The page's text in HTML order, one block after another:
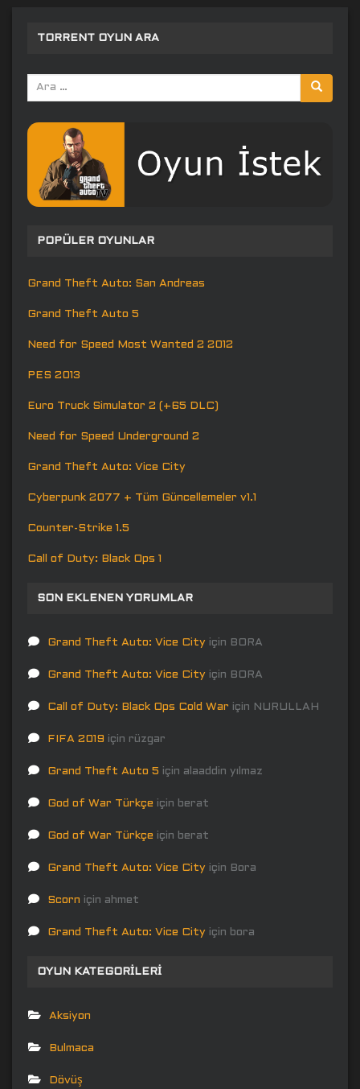
TORRENT OYUN ARA
Arama
yap:
POPÜLER OYUNLAR
Grand Theft Auto: San Andreas
Grand Theft Auto 5
Need for Speed Most Wanted 2 2012
PES 2013
Euro Truck Simulator 2 (+65 DLC)
Need for Speed Underground 2
Grand Theft Auto: Vice City
Cyberpunk 2077 + Tüm Güncellemeler v1.1
Counter-Strike 1.5
Call of Duty: Black Ops 1
SON EKLENEN YORUMLAR
Grand Theft Auto: Vice City için BORA
Grand Theft Auto: Vice City için BORA
Call of Duty: Black Ops Cold War için NURULLAH
FIFA 2019 için rüzgar
Grand Theft Auto 5 için alaaddin yılmaz
God of War Türkçe için berat
God of War Türkçe için berat
Grand Theft Auto: Vice City için Bora
Scorn için ahmet
Grand Theft Auto: Vice City için bora
OYUN KATEGORILERI
Aksiyon
Bulmaca
Dövüş